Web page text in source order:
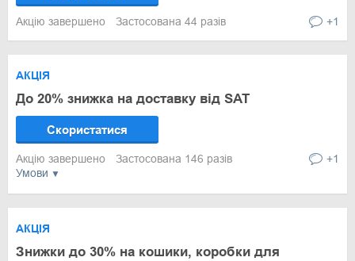
Акцію завершено Застосована 44 разів +1
Умови
АКЦІЯ
До 20% знижка на доставку від SAT
Скористатися
Акцію завершено Застосована 146 разів +1
АКЦІЯ
Знижки до 30% на кошики, коробки для